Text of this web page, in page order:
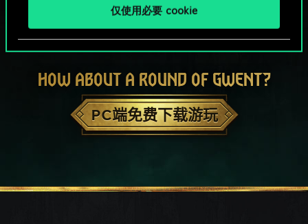
仅使用必要 cookie
HOW ABOUT A ROUND OF GWENT?
PC端免费下载游玩